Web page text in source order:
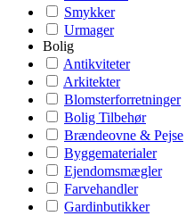
Smykker
Urmager
Bolig
Antikviteter
Arkitekter
Blomsterforretninger
Bolig Tilbehør
Brændeovne & Pejse
Byggematerialer
Ejendomsmægler
Farvehandler
Gardinbutikker